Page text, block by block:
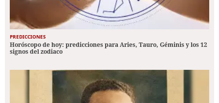
PREDICCIONES
Horóscopo de hoy: predicciones para Aries, Tauro, Géminis y los 12
signos del zodiaco